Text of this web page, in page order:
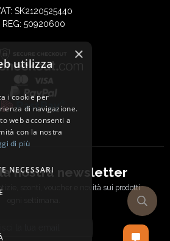
SK2120525440
REG: 50920600
nostra newsletter
sconti, voucher e novità sui prodotti
×
utilizza
i cookie per
di navigazione.
web acconsenti a
con la nostra
di più
NECESSARI